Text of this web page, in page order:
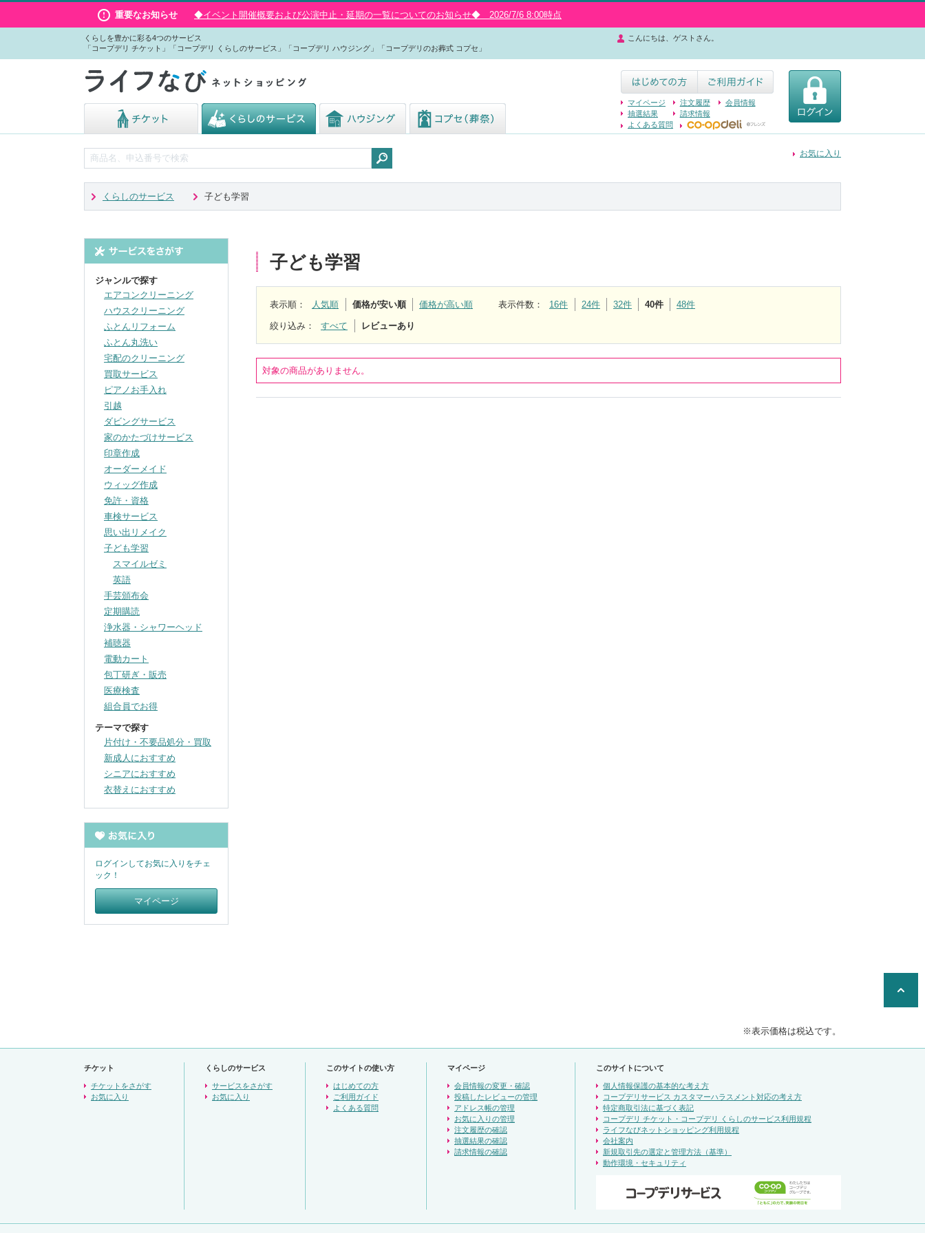
重要なお知らせ ◆イベント開催概要および公演中止・延期の一覧についてのお知らせ◆ 2026/7/6 8:00時点
くらしを豊かに彩る4つのサービス
「コープデリ チケット」「コープデリ くらしのサービス」「コープデリ ハウジング」「コープデリのお葬式 コプセ」
こんにちは、ゲストさん。
マイページ 注文履歴
会員情報
抽選結果
請求情報
よくある質問
お気に入り
くらしのサービス 子ども学習
子ども学習
表示順 ： 人気順 価格が安い順 価格が高い順 表示件数 ： 16件 24件 32件 40件 48件
絞り込み ： すべて レビューあり
対象の商品がありません。
ジャンルで探す
エアコンクリーニング
ハウスクリーニング
ふとんリフォーム
ふとん丸洗い
宅配のクリーニング
買取サービス
ピアノお手入れ
引越
ダビングサービス
家のかたづけサービス
印章作成
オーダーメイド
ウィッグ作成
免許・資格
車検サービス
思い出リメイク
子ども学習
スマイルゼミ
英語
手芸頒布会
定期購読
浄水器・シャワーヘッド
補聴器
電動カート
包丁研ぎ・販売
医療検査
組合員でお得
テーマで探す
片付け・不要品処分・買取
新成人におすすめ
シニアにおすすめ
衣替えにおすすめ
ログインしてお気に入りをチェ
ック！
マイページ
※表示価格は税込です。
チケット
チケットをさがす
お気に入り
くらしのサービス
サービスをさがす
お気に入り
このサイトの使い方
はじめての方
ご利用ガイド
よくある質問
マイページ
会員情報の変更・確認
投稿したレビューの管理
アドレス帳の管理
お気に入りの管理
注文履歴の確認
抽選結果の確認
請求情報の確認
このサイトについて
個人情報保護の基本的な考え方
コープデリサービス カスタマーハラスメント対応の考え方
特定商取引法に基づく表記
コープデリ チケット・コープデリ くらしのサービス利用規程
ライフなびネットショッピング利用規程
会社案内
新規取引先の選定と管理方法（基準）
動作環境・セキュリティ